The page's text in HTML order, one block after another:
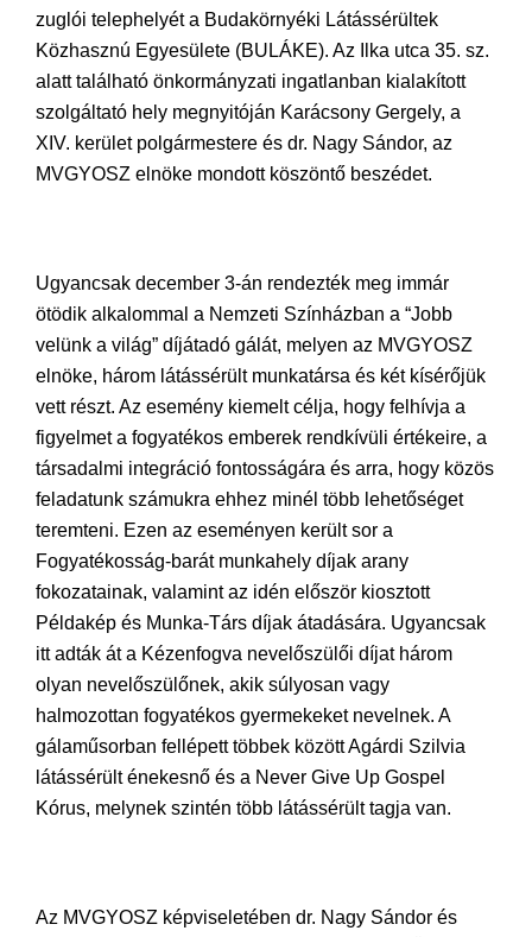
zuglói telephelyét a Budakörnyéki Látássérültek
Közhasznú Egyesülete (BULÁKE). Az Ilka utca 35. sz.
alatt található önkormányzati ingatlanban kialakított
szolgáltató hely megnyitóján Karácsony Gergely, a
XIV. kerület polgármestere és dr. Nagy Sándor, az
MVGYOSZ elnöke mondott köszöntő beszédet.
Ugyancsak december 3-án rendezték meg immár
ötödik alkalommal a Nemzeti Színházban a “Jobb
velünk a világ” díjátadó gálát, melyen az MVGYOSZ
elnöke, három látássérült munkatársa és két kísérőjük
vett részt. Az esemény kiemelt célja, hogy felhívja a
figyelmet a fogyatékos emberek rendkívüli értékeire, a
társadalmi integráció fontosságára és arra, hogy közös
feladatunk számukra ehhez minél több lehetőséget
teremteni. Ezen az eseményen került sor a
Fogyatékosság-barát munkahely díjak arany
fokozatainak, valamint az idén először kiosztott
Példakép és Munka-Társ díjak átadására. Ugyancsak
itt adták át a Kézenfogva nevelőszülői díjat három
olyan nevelőszülőnek, akik súlyosan vagy
halmozottan fogyatékos gyermekeket nevelnek. A
gálaműsorban fellépett többek között Agárdi Szilvia
látássérült énekesnő és a Never Give Up Gospel
Kórus, melynek szintén több látássérült tagja van.
Az MVGYOSZ képviseletében dr. Nagy Sándor és